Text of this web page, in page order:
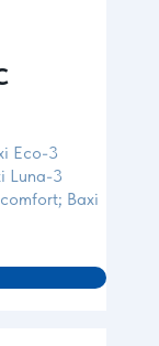
Eco-3
Luna-3
Baxi